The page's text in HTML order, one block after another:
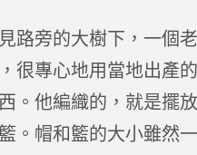
路旁的大樹下，一個
很專心地用當地出產
。他編織的，就是擺
。帽和籃的大小雖然